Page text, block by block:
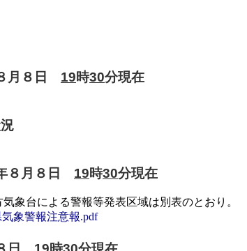
月８日 19時30分現在
８月８日 19時30分現在
象台による警報等発表区域は別表のとおり。
気象警報注意報.pdf